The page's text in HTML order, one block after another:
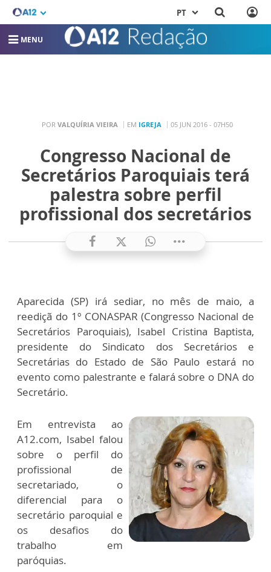
PT
MENU
POR VALQUÍRIA VIEIRA EM IGREJA 05 JUN 2016 - 07H50
Congresso Nacional de
Secretários Paroquiais terá
palestra sobre perfil
profissional dos secretários
Aparecida (SP) irá sediar, no mês de maio, a
reediçã do 1º CONASPAR (Congresso Nacional de
Secretários Paroquiais), Isabel Cristina Baptista,
presidente do Sindicato dos Secretários e
Secretárias do Estado de São Paulo estará no
evento como palestrante e falará sobre o DNA do
Secretário.
Em entrevista ao
A12.com, Isabel falou
sobre o perfil do
profissional de
secretariado, o
diferencial para o
secretário paroquial e
os desafios do
trabalho em
paróquias.